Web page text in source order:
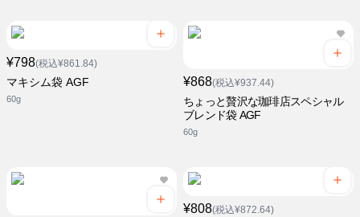
¥798(税込¥861.84)
マキシム袋 AGF
60g
¥868(税込¥937.44)
ちょっと贅沢な珈琲店スペシャル
ブレンド袋 AGF
60g
¥808(税込¥872.64)